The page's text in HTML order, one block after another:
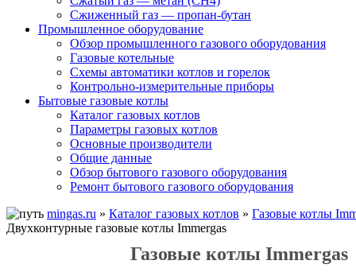
Сжиженный газ — пропан-бутан
Промышленное оборудование
Обзор промышленного газового оборудования
Газовые котельные
Схемы автоматики котлов и горелок
Контрольно-измерительные приборы
Бытовые газовые котлы
Каталог газовых котлов
Параметры газовых котлов
Основные производители
Общие данные
Обзор бытового газового оборудования
Ремонт бытового газового оборудования
mingas.ru » Каталог газовых котлов » Газовые котлы
Двухконтурные газовые котлы Immergas
Газовые котлы Immergas